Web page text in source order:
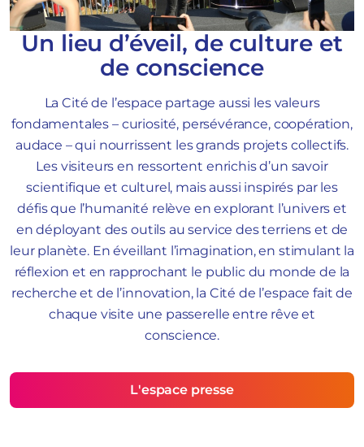
Un lieu d’éveil, de culture et
de conscience
La Cité de l’espace partage aussi les valeurs
fondamentales – curiosité, persévérance, coopération,
audace – qui nourrissent les grands projets collectifs.
Les visiteurs en ressortent enrichis d’un savoir
scientifique et culturel, mais aussi inspirés par les
défis que l’humanité relève en explorant l’univers et
en déployant des outils au service des terriens et de
leur planète. En éveillant l’imagination, en stimulant la
réflexion et en rapprochant le public du monde de la
recherche et de l’innovation, la Cité de l’espace fait de
chaque visite une passerelle entre rêve et
conscience.
L'espace presse